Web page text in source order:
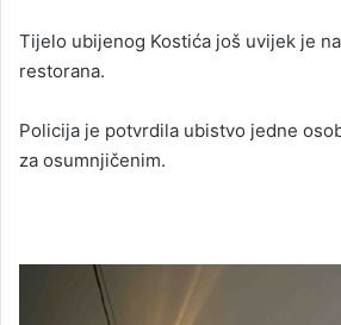
Tijelo ubijenog Kostića još uvijek je
restorana.
Policija je potvrdila ubistvo jedne
za osumnjičenim.